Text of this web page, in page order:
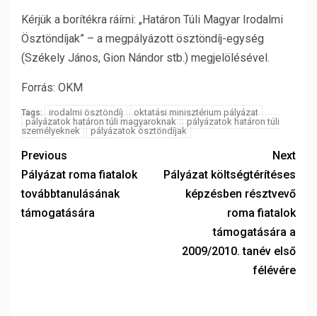
Kérjük a borítékra ráírni: „Határon Túli Magyar Irodalmi
Ösztöndíjak” – a megpályázott ösztöndíj-egység
(Székely János, Gion Nándor stb.) megjelölésével.
Forrás: OKM
Tags: irodalmi ösztöndíj
oktatási minisztérium pályázat
pályázatok határon túli magyaroknak
pályázatok határon túli
személyeknek
pályázatok ösztöndíjak
Previous
Pályázat roma fiatalok
továbbtanulásának
támogatására
Next
Pályázat költségtérítéses
képzésben résztvevő
roma fiatalok
támogatására a
2009/2010. tanév első
félévére